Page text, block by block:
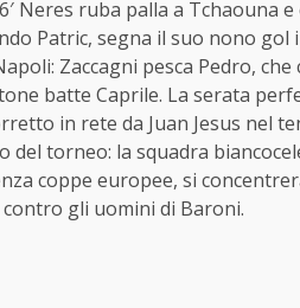
Neres ruba palla a Tchaouna e
Patric, segna il suo nono
Zaccagni pesca Pedro,
batte Caprile. La serata
in rete da Juan Jesus nel
torneo: la squadra
coppe europee, si
gli uomini di Baroni.